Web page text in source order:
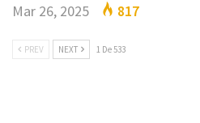
Mar 26, 2025 817
PREV NEXT 1 De 533